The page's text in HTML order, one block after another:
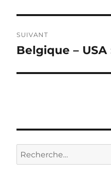
SUIVANT
Publication
Belgique –
Recherche
pour :